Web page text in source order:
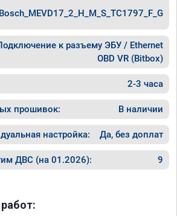
Bosch_MEVD17_2_H_M_S_TC1797_F_G
к разъему ЭБУ / Ethernet
OBD VR (Bitbox)
2-3 часа
прошивок: В наличии
настройка: Да, без доплат
ДВС (на 01.2026): 9